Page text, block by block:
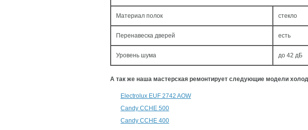
Материал полок стекло
Перенавеска дверей есть
Уровень шума до 42 дБ
А так же наша мастерская ремонтирует следующие модели
Electrolux EUF 2742 AOW
Candy CCHE 500
Candy CCHE 400